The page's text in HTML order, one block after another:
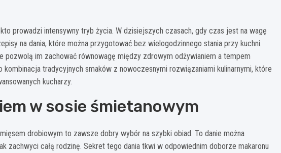
prowadzi intensywny tryb życia. W dzisiejszych czasach, gdy czas jest na wagę
na dania, które można przygotować bez wielogodzinnego stania przy kuchni.
im zachować równowagę między zdrowym odżywianiem a tempem
tradycyjnych smaków z nowoczesnymi rozwiązaniami kulinarnymi, które
kucharzy.
w sosie śmietanowym
drobiowym to zawsze dobry wybór na szybki obiad. To danie można
zachwyci całą rodzinę. Sekret tego dania tkwi w odpowiednim doborze makaronu